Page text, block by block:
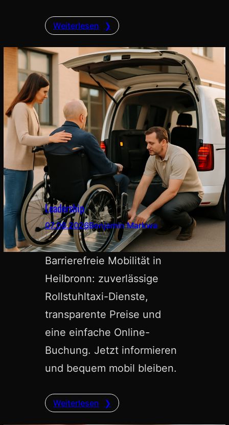
Weiterlesen
Leadership
07.06.2026Benjamin Markwa
Barrierefreie Mobilität in
Heilbronn: zuverlässige
Rollstuhltaxi-Dienste,
transparente Preise und
eine einfache Online-
Buchung. Jetzt informieren
und bequem mobil bleiben.
Weiterlesen